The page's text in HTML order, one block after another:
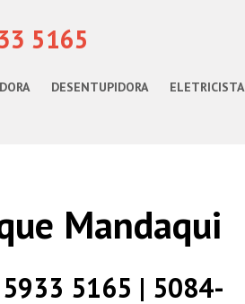
5165
DESENTUPIDORA ELETRICISTA
Mandaqui
5165 | 5084-